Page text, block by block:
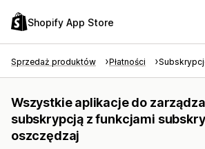
Shopify App Store
Sprzedaż produktów Płatności
Wszystkie aplikacje do
subskrypcją z funkcjami
oszczędzaj